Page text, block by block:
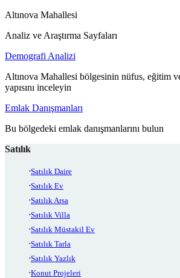
Altınova Mahallesi
Analiz ve Araştırma Sayfaları
Demografi Analizi
Altınova Mahallesi bölgesinin nüfus, eğitim
yapısını inceleyin
Emlak Danışmanları
Bu bölgedeki emlak danışmanlarını bulun
Satılık
Satılık Daire
Satılık Ev
Satılık Arsa
Satılık Villa
Satılık Müstakil Ev
Satılık Tarla
Satılık Yazlık
Konut Projeleri